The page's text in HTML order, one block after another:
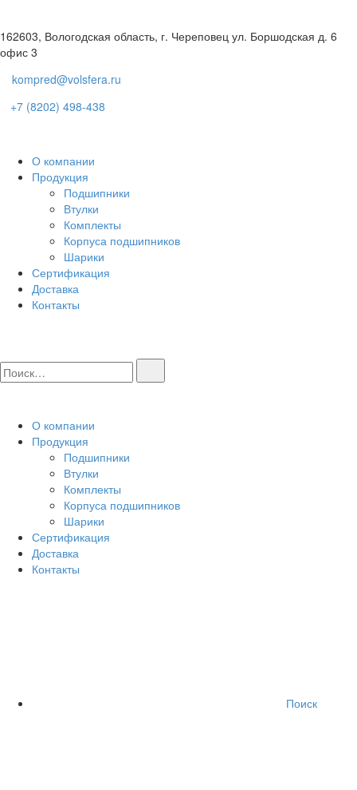
162603, Вологодская область, г. Череповец ул. Боршодская д. 6
офис 3
kompred@volsfera.ru
+7 (8202) 498-438
О компании
Продукция
Подшипники
Втулки
Комплекты
Корпуса подшипников
Шарики
Сертификация
Доставка
Контакты
О компании
Продукция
Подшипники
Втулки
Комплекты
Корпуса подшипников
Шарики
Сертификация
Доставка
Контакты
Поиск